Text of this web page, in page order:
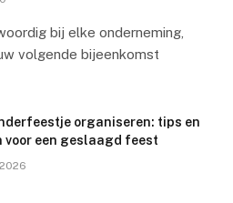
bij elke onderneming,
volgende bijeenkomst
organiseren: tips en
voor een geslaagd feest